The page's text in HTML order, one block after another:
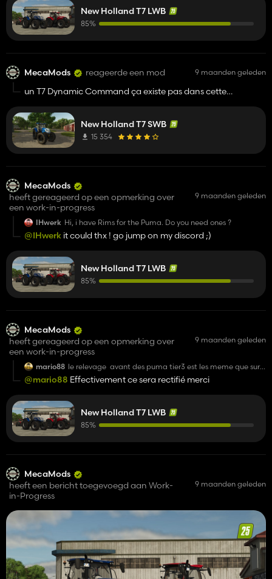
New Holland T7 LWB
85%
MecaMods reageerde een mod 9 maanden geleden
un T7 Dynamic Command ça existe pas dans cette
New Holland T7 SWB
15 354
MecaMods
heeft gereageerd op een opmerking over
een work-in-progress
9 maanden geleden
IHwerk Hi, i have Rims for the Puma. Do you need ones ?
@IHwerk it could thx ! go jump on my discord ;)
New Holland T7 LWB
85%
MecaMods
heeft gereageerd op een opmerking over
een work-in-progress
9 maanden geleden
mario88 le relevage avant des puma tier3 est les meme que sur
les new holland !!!!
@mario88 Effectivement ce sera rectifié merci
New Holland T7 LWB
85%
MecaMods
heeft een bericht toegevoegd aan Work-
in-Progress
9 maanden geleden